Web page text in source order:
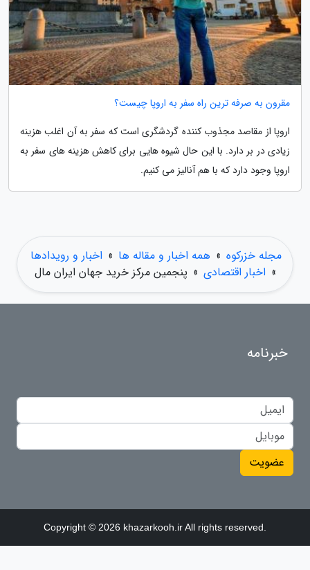
مقرون به صرفه ترین راه سفر به اروپا چیست؟
اروپا از مقاصد مجذوب کننده گردشگری است که سفر به آن اغلب هزینه
زیادی در بر دارد. با این حال شیوه هایی برای کاهش هزینه های سفر به
اروپا وجود دارد که با هم آنالیز می کنیم.
مجله خزرکوه » همه اخبار و مقاله ها » اخبار و رویدادها
» اخبار اقتصادی » پنجمین مرکز خرید جهان ایران مال
خبرنامه
عضویت
Copyright © 2026 khazarkooh.ir All rights reserved.